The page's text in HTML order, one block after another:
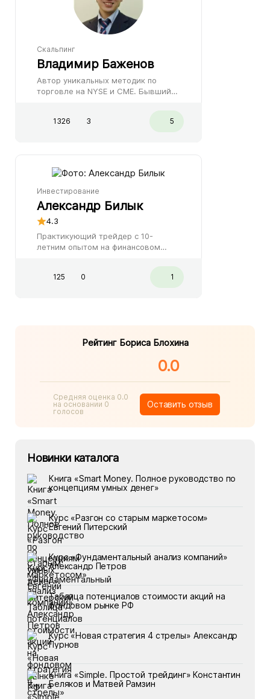
Скальпинг
Владимир Баженов
Автор уникальных методик по
торговле на NYSE и СМЕ. Бывший
практикующий трейдер Владимир
1326 3 5
Инвестирование
Александр Билык
4.3
Практикующий трейдер с 10-
летним опытом на финансовом
для начинающих инвесторов. Автор
125 0 1
Рейтинг Бориса Блохина
0.0
Средняя оценка 0.0
на основании 0
голосов
Оставить отзыв
Новинки каталога
Книга «Smart Money. Полное руководство по
концепциям умных денег»
Курс «Разгон со старым маркетосом»
Евгений Питерский
Курс «Фундаментальный анализ компаний»
Александр Петров
Таблица потенциалов стоимости акций на
фондовом рынке РФ
Курс «Новая стратегия 4 стрелы» Александр
Пурнов
Книга «Simple. Простой трейдинг» Константин
Беляков и Матвей Рамзин